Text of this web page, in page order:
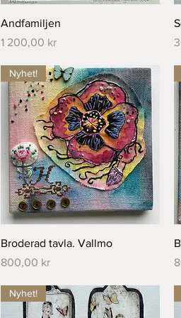
Snabbvisning
Andfamiljen
Pris
1 200,00 kr
Snabbvisning
Nyhet!
Broderad tavla. Vallmo
Pris
800,00 kr
Nyhet!